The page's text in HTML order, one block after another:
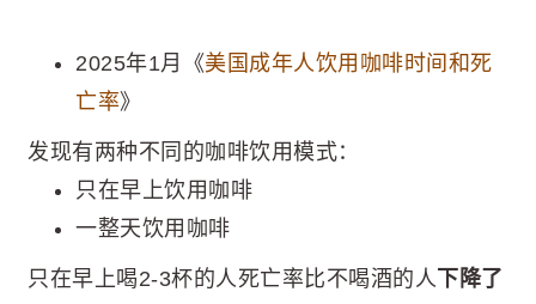
2025年1月《美国成年人饮用咖啡时间和死
亡率》
发现有两种不同的咖啡饮用模式：
只在早上饮用咖啡
一整天饮用咖啡
只在早上喝2-3杯的人死亡率比不喝酒的人 下降了